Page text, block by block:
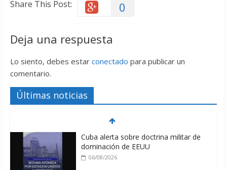
Share This Post: 0
Deja una respuesta
Lo siento, debes estar conectado para publicar un
comentario.
Últimas noticias
Cuba alerta sobre doctrina militar de
dominación de EEUU
06/08/2026